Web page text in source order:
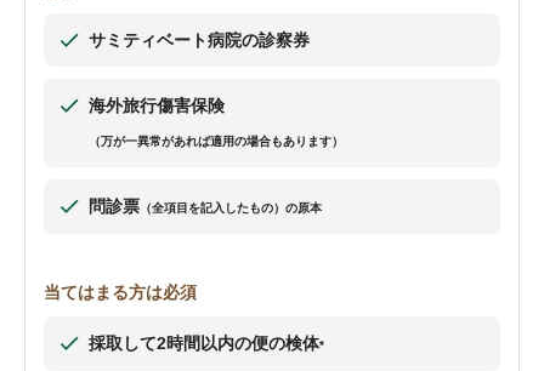
サミティベート病院の診察券
海外旅行傷害保険
（万が一異常があれば適用の場合もあります）
問診票 （全項目を記入したもの）の原本
当てはまる方は必須
採取して2時間以内の便の検体*